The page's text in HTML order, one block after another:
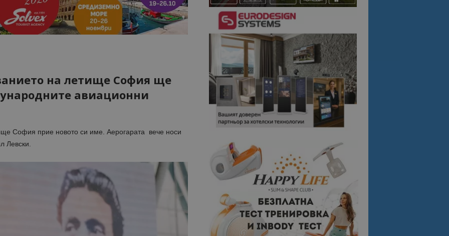
на летище София ще
авиационни
София прие новото си име. Аерогарата вече носи
Левски.